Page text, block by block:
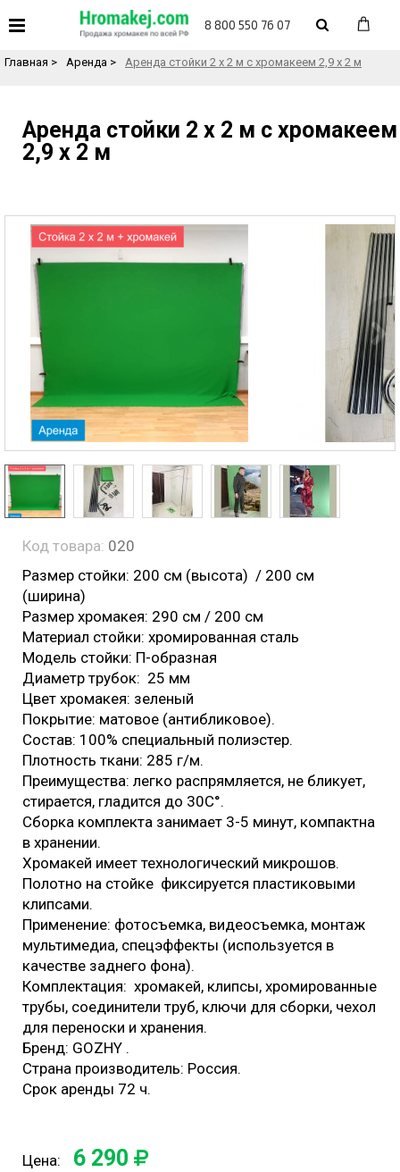
8 800 550 76 07
Назад в каталог товаров
Главная > Аренда > Аренда стойки 2 х 2 м с хромакеем 2,9 х 2 м
Аренда стойки 2 х 2 м с хромакеем
2,9 х 2 м
Код товара: 020
Размер стойки: 200 см (высота) / 200 см
(ширина)
Размер хромакея: 290 см / 200 см
Материал стойки: хромированная сталь
Модель стойки: П-образная
Диаметр трубок: 25 мм
Цвет хромакея: зеленый
Покрытие: матовое (антибликовое).
Состав: 100% специальный полиэстер.
Плотность ткани: 285 г/м.
Преимущества: легко распрямляется, не бликует,
стирается, гладится до 30С°.
Cборка комплекта занимает 3-5 минут, компактна
в хранении.
Хромакей имеет технологический микрошов.
Полотно на стойке фиксируется пластиковыми
клипсами.
Применение: фотосъемка, видеосъемка, монтаж
мультимедиа, спецэффекты (используется в
качестве заднего фона).
Комплектация: хромакей, клипсы, хромированные
трубы, соединители труб, ключи для сборки, чехол
для переноски и хранения.
Бренд: GOZHY .
Страна производитель: Россия.
Срок аренды 72 ч.
Цена: 6 290